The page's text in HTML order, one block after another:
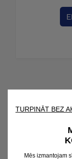
TURPINĀT BEZ
Mēs izmantojam